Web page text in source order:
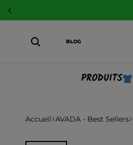
BLOG
PRODUITS
Accueil AVADA - Best Sellers